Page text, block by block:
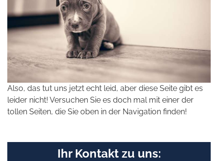
Also, das tut uns jetzt echt leid, aber diese Seite gibt es
leider nicht! Versuchen Sie es doch mal mit einer der
tollen Seiten, die Sie oben in der Navigation finden!
Ihr Kontakt zu uns: